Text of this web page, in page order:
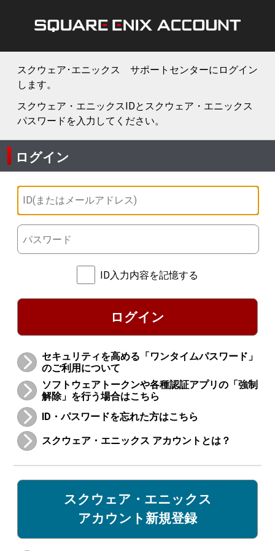
スクウェア･エニックス サポートセンターにログイン
します。
スクウェア・エニックスIDとスクウェア・エニックス
パスワードを入力してください。
ログイン
ID入力内容を記憶する
ログイン
セキュリティを高める「ワンタイムパスワード」
のご利用について
ソフトウェアトークンや各種認証アプリの「強制
解除」を行う場合はこちら
ID・パスワードを忘れた方はこちら
スクウェア・エニックス アカウントとは？
スクウェア・エニックス
アカウント新規登録